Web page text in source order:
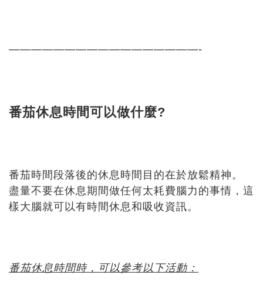
—————————————————-
番茄休息時間可以做什麼?
番茄時間段落後的休息時間目的在於放鬆精神。
盡量不要在休息期間做任何太耗費腦力的事情，這
樣大腦就可以有時間休息和吸收資訊。
番茄休息時間時，可以參考以下活動：